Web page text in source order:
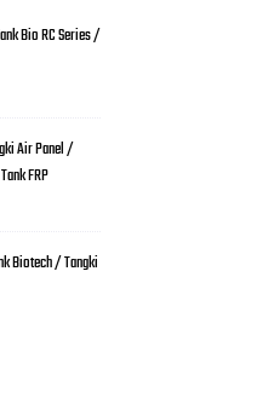
Bio RC Series /
Air Panel /
FRP
Biotech / Tangki